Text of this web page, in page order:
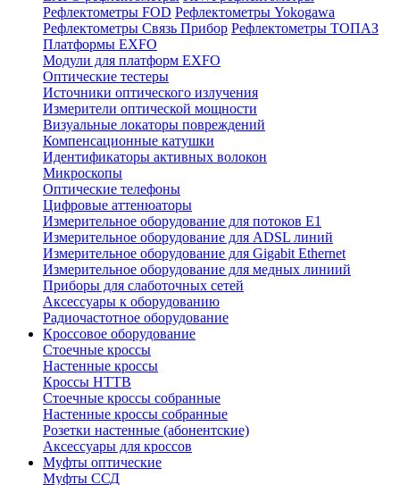
Рефлектометры FOD Рефлектометры Yokogawa
Рефлектометры Связь Прибор Рефлектометры ТОПАЗ
Платформы EXFO
Модули для платформ EXFO
Оптические тестеры
Источники оптического излучения
Измерители оптической мощности
Визуальные локаторы повреждений
Компенсационные катушки
Идентификаторы активных волокон
Микроскопы
Оптические телефоны
Цифровые аттенюаторы
Измерительное оборудование для потоков Е1
Измерительное оборудование для ADSL линий
Измерительное оборудование для Gigabit Ethernet
Измерительное оборудование для медных линиий
Приборы для слаботочных сетей
Аксессуары к оборудованию
Радиочастотное оборудование
Кроссовое оборудование
Стоечные кроссы
Настенные кроссы
Кроссы HTTB
Стоечные кроссы собранные
Настенные кроссы собранные
Розетки настенные (абонентские)
Аксессуары для кроссов
Муфты оптические
Муфты ССД